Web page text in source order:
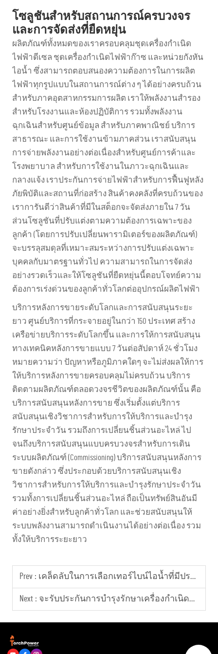
โซลูชันสำหรับสถานการณ์ครบวงจร
และการจัดส่งที่ยืดหยุ่น
ผลิตภัณฑ์ทั้งหมดของเราครอบคลุมชุดเครื่องกำเนิด
ไฟฟ้าดีเซล ชุดเครื่องกำเนิดไฟฟ้าก๊าซ และหน่วยกังหัน
ไอน้ำ ซึ่งสามารถตอบสนองความต้องการในการผลิต
ไฟฟ้าทุกรูปแบบในสถานการณ์ต่าง ๆ ได้อย่างครบถ้วน
สำหรับภาคอุตสาหกรรมการผลิต เราให้พลังงานสำรอง
สำหรับโรงงานและห้องปฏิบัติการ รวมทั้งพลังงาน
ฉุกเฉินสำหรับศูนย์ข้อมูล สำหรับภาคพาณิชย์ บริการ
สาธารณะ และการใช้งานข้ามภาคส่วน เราสนับสนุน
การจ่ายพลังงานอย่างต่อเนื่องสำหรับศูนย์การค้าและ
โรงพยาบาล สำหรับการใช้งานในภาวะฉุกเฉินและ
กลางแจ้ง เราประกันการจ่ายไฟฟ้าสำหรับการฟื้นฟูหลัง
ภัยพิบัติและสถานที่ก่อสร้าง สินค้าคงคลังที่ครบถ้วนของ
เราการันตีว่าสินค้าที่มีในสต็อกจะจัดส่งภายใน 7 วัน
ส่วนโซลูชันที่ปรับแต่งตามความต้องการเฉพาะของ
ลูกค้า (โดยการปรับเปลี่ยนพารามิเตอร์ของผลิตภัณฑ์)
จะบรรลุสมดุลที่เหมาะสมระหว่างการปรับแต่งเฉพาะ
บุคคลกับมาตรฐานทั่วไป ความสามารถในการจัดส่ง
อย่างรวดเร็วและให้โซลูชันที่ยืดหยุ่นนี้ตอบโจทย์ความ
ต้องการเร่งด่วนของลูกค้าทั่วโลกต่ออุปกรณ์ผลิตไฟฟ้า
บริการหลังการขายระดับโลกและการสนับสนุนระยะ
ยาว ศูนย์บริการที่กระจายอยู่ในกว่า 150 ประเทศ สร้าง
เครือข่ายบริการระดับโลกขึ้น และการให้การสนับสนุน
ทางเทคนิคหลังการขายแบบ 7 วันต่อสัปดาห์ 24 ชั่วโมง
หมายความว่า ปัญหาหรือภูมิภาคใดๆ จะไม่ส่งผลให้การ
ให้บริการหลังการขายครอบคลุมไม่ครบถ้วน บริการ
ติดตามผลิตภัณฑ์ตลอดวงจรชีวิตของผลิตภัณฑ์นั้น คือ
บริการสนับสนุนหลังการขาย ซึ่งเริ่มตั้งแต่บริการ
สนับสนุนเชิงวิชาการสำหรับการให้บริการและบำรุง
รักษาประจำวัน รวมถึงการเปลี่ยนชิ้นส่วนอะไหล่ ไป
จนถึงบริการสนับสนุนแบบครบวงจรสำหรับการเดิน
ระบบผลิตภัณฑ์ (Commissioning) บริการสนับสนุนหลังการ
ขายดังกล่าว ซึ่งประกอบด้วยบริการสนับสนุนเชิง
วิชาการสำหรับการให้บริการและบำรุงรักษาประจำวัน
รวมทั้งการเปลี่ยนชิ้นส่วนอะไหล่ ถือเป็นทรัพย์สินอันมี
ค่าอย่างยิ่งสำหรับลูกค้าทั่วโลก และช่วยสนับสนุนให้
ระบบพลังงานสามารถดำเนินงานได้อย่างต่อเนื่อง รวม
ทั้งให้บริการระยะยาว
Prev : เคล็ดลับในการเลือกเทอร์ไบน์ไอน้ำที่มีประสิทธิภาพสูงสำหรับการผลิตพลังงานในภาคอุตสาหกรรม
Next : จะรับประกันการบำรุงรักษาเครื่องกำเนิดไฟฟ้าเพื่อให้ศูนย์ข้อมูลมีพลังงานอย่างต่อเนื่องได้อย่างไร?